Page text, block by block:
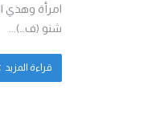
امرأة وهذي
شنو (ف…)...
قراءة المزيد